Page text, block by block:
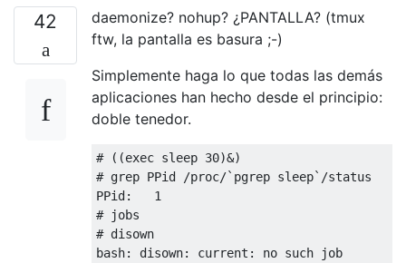
42
daemonize? nohup? ¿PANTALLA? (tmux
ftw, la pantalla es basura ;-)
Simplemente haga lo que todas las demás
aplicaciones han hecho desde el principio:
doble tenedor.
# ((exec sleep 30)&)
# grep PPid /proc/`pgrep sleep`/status
PPid:   1
# jobs
# disown